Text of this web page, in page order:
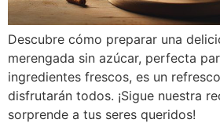
Descubre cómo preparar una
merengada sin azúcar, perfecta
ingredientes frescos, es un
disfrutarán todos. ¡Sigue nuestra
sorprende a tus seres queridos!